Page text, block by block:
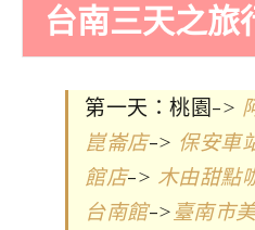
台南三天之旅
第一天：桃園->
崑崙店-> 保安車
館店-> 木由甜點
台南館-> 臺南市